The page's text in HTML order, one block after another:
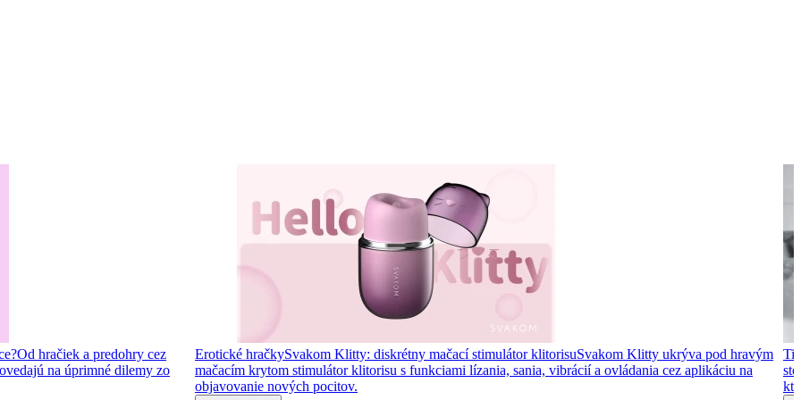
Od hračiek a predohry cez
na úprimné dilemy zo
Erotické hračkySvakom Klitty: diskrétny mačací stimulátor klitorisuSvakom Klitty ukrýva pod hravým
mačacím krytom stimulátor klitorisu s funkciami lízania, sania, vibrácií a ovládania cez aplikáciu na
objavovanie nových pocitov.